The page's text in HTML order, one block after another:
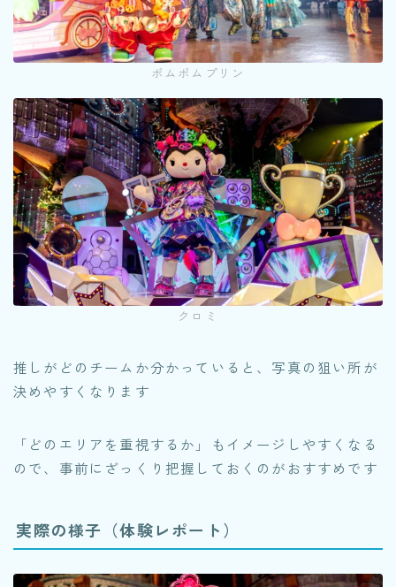
ポムポムプリン
クロミ
推しがどのチームか分かっていると、写真の狙い所が
決めやすくなります
「どのエリアを重視するか」もイメージしやすくなる
ので、事前にざっくり把握しておくのがおすすめです
実際の様子（体験レポート）